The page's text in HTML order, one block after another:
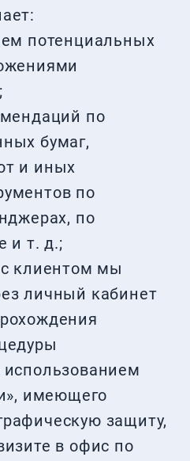
потенциальных
по
бумаг,
и иных
по
по
и т. д.;
клиентом мы
личный кабинет
имеющего
защиту,
в офис по